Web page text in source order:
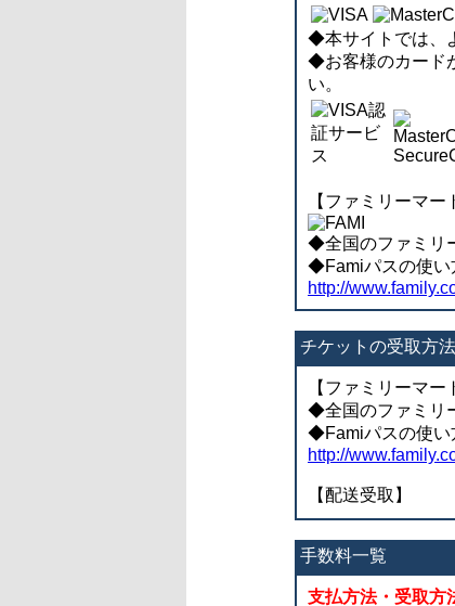
◆本サイトでは、
◆お客様のカード
い。
【ファミリーマー
◆全国のファミリ
◆Famiパスの使い
http://
チケットの受取方法
【ファミリーマー
◆全国のファミリ
◆Famiパスの使い
http://
【配送受取】
手数料一覧
支払方法・受取方